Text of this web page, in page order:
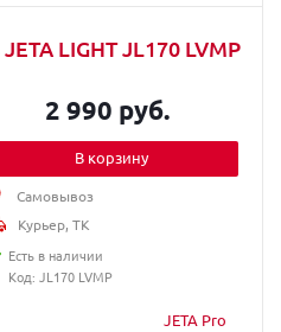
LIGHT JL170 LVMP
JETA Pro
2 990 руб.
В корзину
Самовывоз
Курьер, ТК
Есть в наличии
Код: JL170 LVMP